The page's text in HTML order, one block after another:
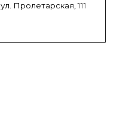
ул. Пролетарская, 111